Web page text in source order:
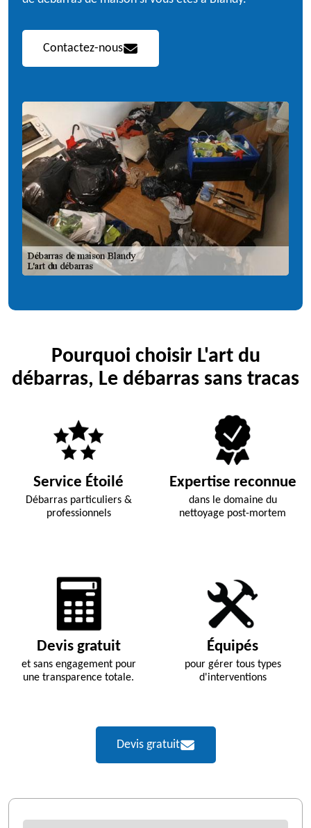
Contactez-nous
Pourquoi choisir L'art du
débarras, Le débarras sans tracas
Service Étoilé
Débarras particuliers &
professionnels
Expertise reconnue
dans le domaine du
nettoyage post-mortem
Devis gratuit
et sans engagement pour
une transparence totale.
Équipés
pour gérer tous types
d'interventions
Devis gratuit